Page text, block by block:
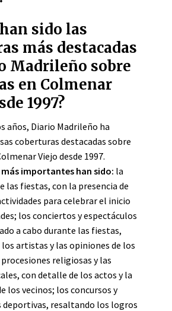
sido las
más destacadas
Madrileño sobre
en Colmenar
1997?
años, Diario Madrileño ha
coberturas destacadas sobre
Viejo desde 1997.
más importantes han sido: la
las fiestas, con la presencia de
para celebrar el inicio
los conciertos y espectáculos
a cabo durante las fiestas,
los artistas y las opiniones de los
religiosas y las
con detalle de los actos y la
los vecinos; los concursos y
resaltando los logros